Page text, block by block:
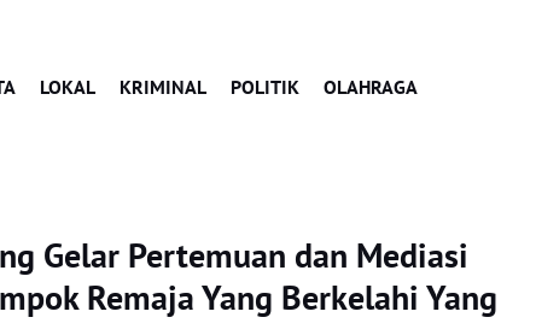
LOKAL KRIMINAL POLITIK OLAHRAGA
Gelar Pertemuan dan Mediasi
Remaja Yang Berkelahi Yang